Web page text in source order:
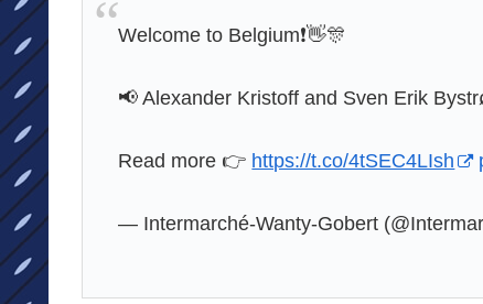
Welcome to Belgium❗️👋🎊
📢 Alexander Kristoff and Sven Erik
Read more 👉 https://t.co/4tSEC4LIsh
— Intermarché-Wanty-Gobert